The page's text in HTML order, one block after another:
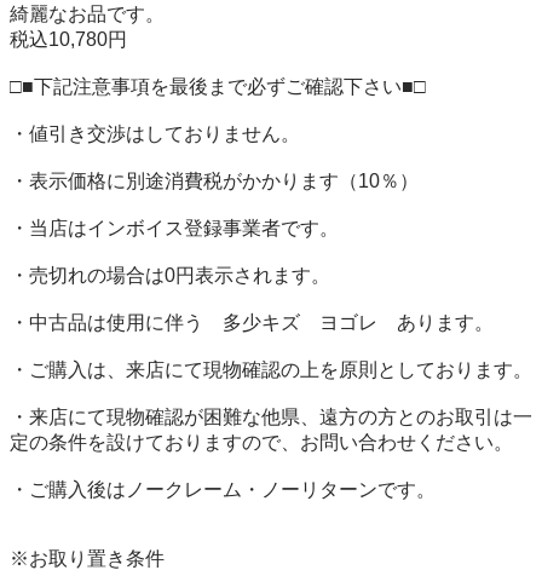
綺麗なお品です。
税込10,780円
□■下記注意事項を最後まで必ずご確認下さい■□
・値引き交渉はしておりません。
・表示価格に別途消費税がかかります（10％）
・当店はインボイス登録事業者です。
・売切れの場合は0円表示されます。
・中古品は使用に伴う　多少キズ　ヨゴレ　あります。
・ご購入は、来店にて現物確認の上を原則としております。
・来店にて現物確認が困難な他県、遠方の方とのお取引は一
定の条件を設けておりますので、お問い合わせください。
・ご購入後はノークレーム・ノーリターンです。
※お取り置き条件